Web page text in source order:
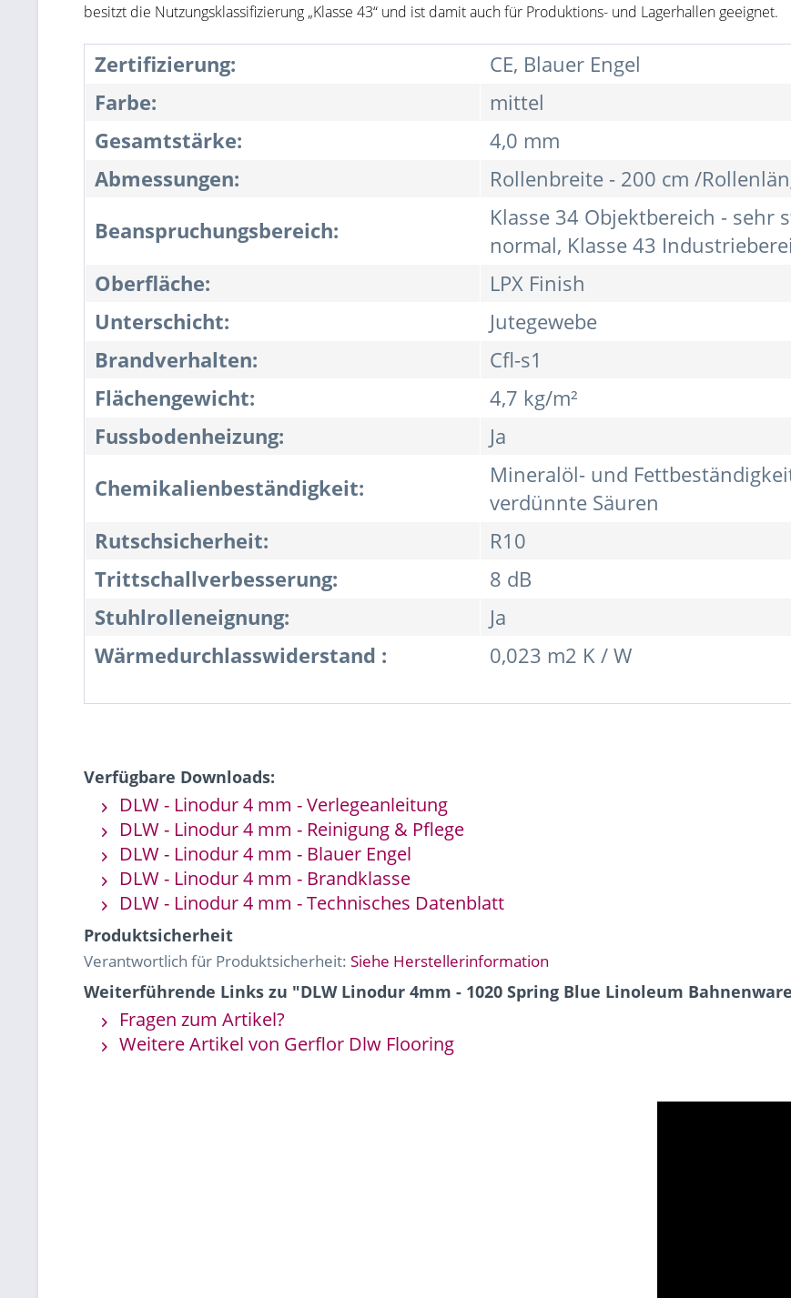
besitzt die Nutzungsklassifizierung „Klasse 43“ und ist damit auch für Produktions- und Lagerhallen geeignet.
Zertifizierung:
CE, Blauer Engel
Farbe:
mittel
Gesamtstärke:
4,0 mm
Abmessungen:
Rollenbreite - 200 cm /
Beanspruchungsbereich:
Klasse 34 Objektbereich - sehr
normal, Klasse 43
Oberfläche:
LPX Finish
Unterschicht:
Jutegewebe
Brandverhalten:
Cfl-s1
Flächengewicht:
4,7 kg/m²
Fussbodenheizung:
Ja
Chemikalienbeständigkeit:
Mineralöl- und
verdünnte Säuren
Rutschsicherheit:
R10
Trittschallverbesserung:
8 dB
Stuhlrolleneignung:
Ja
Wärmedurchlasswiderstand :
0,023 m2 K / W
Verfügbare Downloads:
DLW - Linodur 4 mm - Verlegeanleitung
DLW - Linodur 4 mm - Reinigung & Pflege
DLW - Linodur 4 mm - Blauer Engel
DLW - Linodur 4 mm - Brandklasse
DLW - Linodur 4 mm - Technisches Datenblatt
Produktsicherheit
Verantwortlich für Produktsicherheit: Siehe Herstellerinformation
Weiterführende Links zu "DLW Linodur 4mm - 1020 Spring Blue Linoleum
Fragen zum Artikel?
Weitere Artikel von Gerflor Dlw Flooring